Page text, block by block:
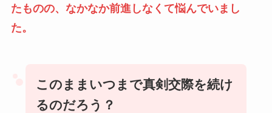
たものの、なかなか前進しなくて悩んでいまし
た。
このままいつまで真剣交際を続け
るのだろう？